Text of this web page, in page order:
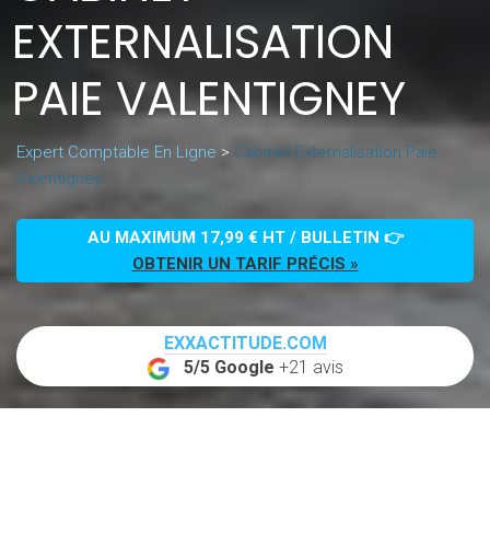
EXTERNALISATION
PAIE VALENTIGNEY
Expert Comptable En Ligne > Cabinet Externalisation Paie
Valentigney
AU MAXIMUM 17,99 € HT / BULLETIN 👉
OBTENIR UN TARIF PRÉCIS »
EXXACTITUDE.COM
5/5 Google +21 avis